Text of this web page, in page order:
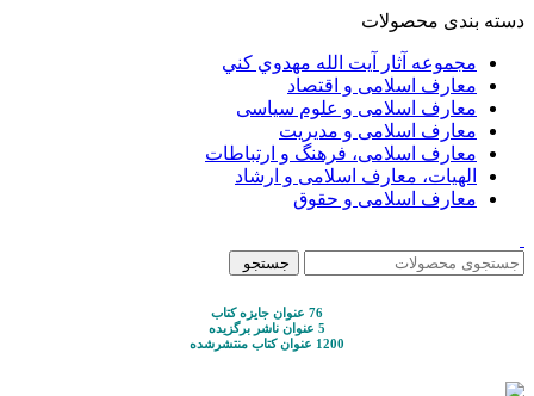
دسته بندی محصولات
مجموعه آثار آيت الله مهدوي كني
معارف اسلامی و اقتصاد
معارف اسلامی و علوم سیاسی
معارف اسلامی و مدیریت
معارف اسلامی، فرهنگ و ارتباطات
الهیات، معارف اسلامی و ارشاد
معارف اسلامی و حقوق
جستجو
76 عنوان جایزه کتاب
5 عنوان ناشر برگزیده
1200 عنوان کتاب منتشرشده